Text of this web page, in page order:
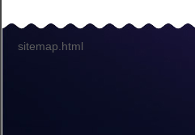
sitemap.html